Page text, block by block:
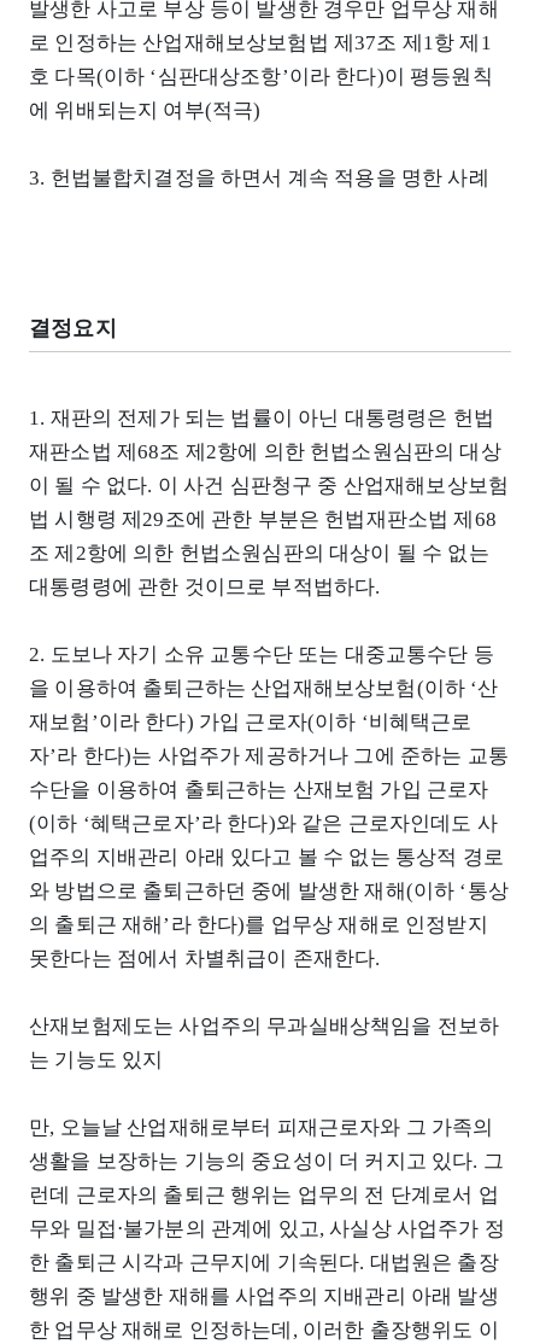
발생한 사고로 부상 등이 발생한 경우만 업무상 재해
로 인정하는 산업재해보상보험법 제37조 제1항 제1
호 다목(이하 ‘심판대상조항’이라 한다)이 평등원칙
에 위배되는지 여부(적극)
3. 헌법불합치결정을 하면서 계속 적용을 명한 사례
결정요지
1. 재판의 전제가 되는 법률이 아닌 대통령령은 헌법
재판소법 제68조 제2항에 의한 헌법소원심판의 대상
이 될 수 없다. 이 사건 심판청구 중 산업재해보상보험
법 시행령 제29조에 관한 부분은 헌법재판소법 제68
조 제2항에 의한 헌법소원심판의 대상이 될 수 없는
대통령령에 관한 것이므로 부적법하다.
2. 도보나 자기 소유 교통수단 또는 대중교통수단 등
을 이용하여 출퇴근하는 산업재해보상보험(이하 ‘산
재보험’이라 한다) 가입 근로자(이하 ‘비혜택근로
자’라 한다)는 사업주가 제공하거나 그에 준하는 교통
수단을 이용하여 출퇴근하는 산재보험 가입 근로자
(이하 ‘혜택근로자’라 한다)와 같은 근로자인데도 사
업주의 지배관리 아래 있다고 볼 수 없는 통상적 경로
와 방법으로 출퇴근하던 중에 발생한 재해(이하 ‘통상
의 출퇴근 재해’라 한다)를 업무상 재해로 인정받지
못한다는 점에서 차별취급이 존재한다.
산재보험제도는 사업주의 무과실배상책임을 전보하
는 기능도 있지
만, 오늘날 산업재해로부터 피재근로자와 그 가족의
생활을 보장하는 기능의 중요성이 더 커지고 있다. 그
런데 근로자의 출퇴근 행위는 업무의 전 단계로서 업
무와 밀접⋅불가분의 관계에 있고, 사실상 사업주가 정
한 출퇴근 시각과 근무지에 기속된다. 대법원은 출장
행위 중 발생한 재해를 사업주의 지배관리 아래 발생
한 업무상 재해로 인정하는데, 이러한 출장행위도 이